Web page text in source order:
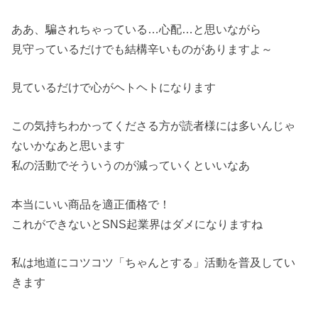
ああ、騙されちゃっている…心配…と思いながら
見守っているだけでも結構辛いものがありますよ～
見ているだけで心がヘトヘトになります
この気持ちわかってくださる方が読者様には多いんじゃ
ないかなあと思います
私の活動でそういうのが減っていくといいなあ
本当にいい商品を適正価格で！
これができないとSNS起業界はダメになりますね
私は地道にコツコツ「ちゃんとする」活動を普及してい
きます